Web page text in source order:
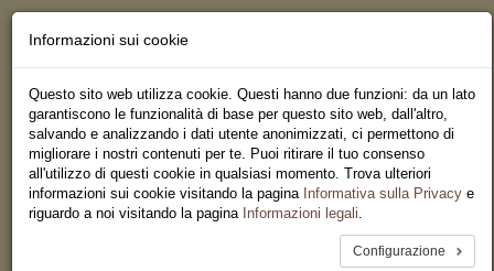
Servizi
Iscriviti
Ricerca
Area Stampa
Privacy
Federazione Regionale USB
Friuli Venezia Giulia
Informazioni sui cookie
Questo sito web utilizza cookie. Questi hanno due funzioni: da un lato
garantiscono le funzionalità di base per questo sito web, dall'altro,
salvando e analizzando i dati utente anonimizzati, ci permettono di
migliorare i nostri contenuti per te. Puoi ritirare il tuo consenso
all'utilizzo di questi cookie in qualsiasi momento. Trova ulteriori
informazioni sui cookie visitando la pagina Informativa sulla Privacy e
riguardo a noi visitando la pagina Informazioni legali.
Configurazione